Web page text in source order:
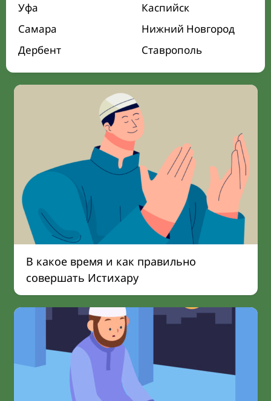
Уфа
Каспийск
Самара
Нижний Новгород
Дербент
Ставрополь
В какое время и как правильно
совершать Истихару